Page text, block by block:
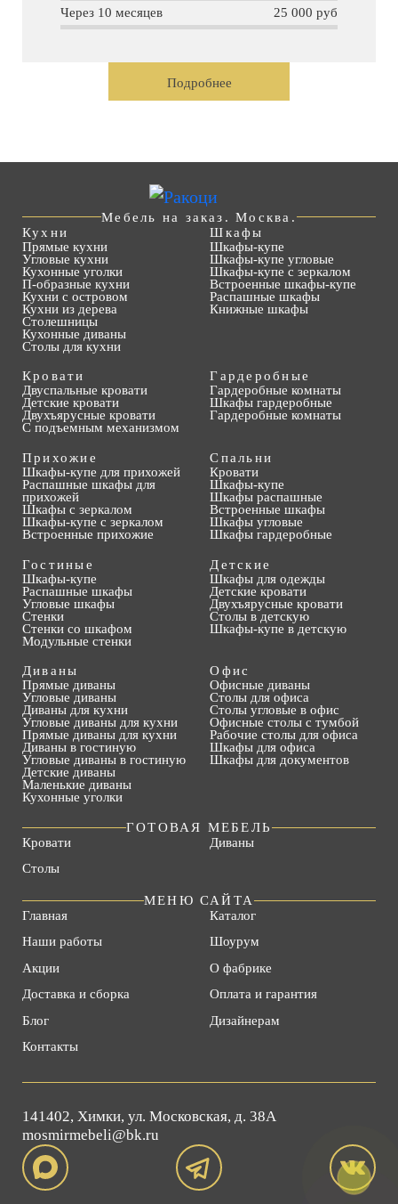
Через 10 месяцев
25 000 руб
Подробнее
Мебель на заказ. Москва.
Кухни
Прямые кухни
Угловые кухни
Кухонные уголки
П-образные кухни
Кухни с островом
Кухни из дерева
Столешницы
Кухонные диваны
Столы для кухни
Шкафы
Шкафы-купе
Шкафы-купе угловые
Шкафы-купе с зеркалом
Встроенные шкафы-купе
Распашные шкафы
Книжные шкафы
Кровати
Двуспальные кровати
Детские кровати
Двухъярусные кровати
С подъемным механизмом
Гардеробные
Гардеробные комнаты
Шкафы гардеробные
Гардеробные комнаты
Прихожие
Шкафы-купе для прихожей
Распашные шкафы для
прихожей
Шкафы с зеркалом
Шкафы-купе с зеркалом
Встроенные прихожие
Спальни
Кровати
Шкафы-купе
Шкафы распашные
Встроенные шкафы
Шкафы угловые
Шкафы гардеробные
Гостиные
Шкафы-купе
Распашные шкафы
Угловые шкафы
Стенки
Стенки со шкафом
Модульные стенки
Детские
Шкафы для одежды
Детские кровати
Двухъярусные кровати
Столы в детскую
Шкафы-купе в детскую
Диваны
Прямые диваны
Угловые диваны
Диваны для кухни
Угловые диваны для кухни
Прямые диваны для кухни
Диваны в гостиную
Угловые диваны в гостиную
Детские диваны
Маленькие диваны
Кухонные уголки
Офис
Офисные диваны
Столы для офиса
Столы угловые в офис
Офисные столы с тумбой
Рабочие столы для офиса
Шкафы для офиса
Шкафы для документов
ГОТОВАЯ МЕБЕЛЬ
Кровати
Диваны
Столы
МЕНЮ САЙТА
Главная
Каталог
Наши работы
Шоурум
Акции
О фабрике
Доставка и сборка
Оплата и гарантия
Блог
Дизайнерам
Контакты
141402, Химки, ул. Московская, д. 38А
mosmirmebeli@bk.ru